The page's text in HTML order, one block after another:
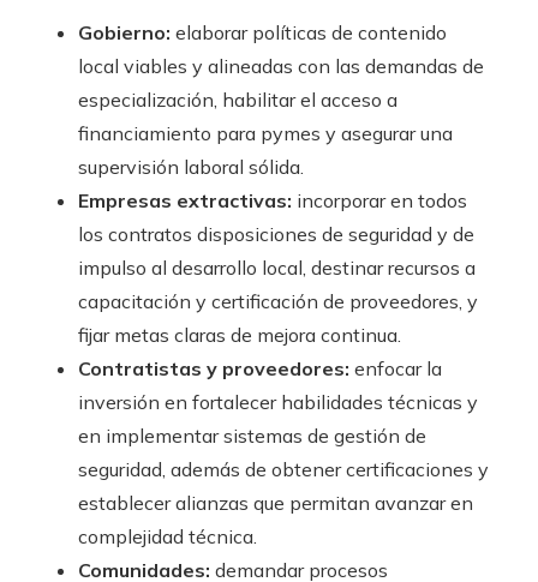
Gobierno: elaborar políticas de contenido
local viables y alineadas con las demandas de
especialización, habilitar el acceso a
financiamiento para pymes y asegurar una
supervisión laboral sólida.
Empresas extractivas: incorporar en todos
los contratos disposiciones de seguridad y de
impulso al desarrollo local, destinar recursos a
capacitación y certificación de proveedores, y
fijar metas claras de mejora continua.
Contratistas y proveedores: enfocar la
inversión en fortalecer habilidades técnicas y
en implementar sistemas de gestión de
seguridad, además de obtener certificaciones y
establecer alianzas que permitan avanzar en
complejidad técnica.
Comunidades: demandar procesos